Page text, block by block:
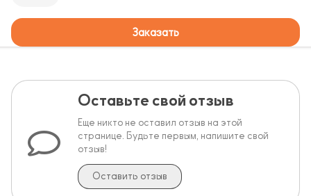
Заказать
Оставьте свой отзыв
Еще никто не оставил отзыв на этой
странице. Будьте первым, напишите свой
отзыв!
Оставить отзыв